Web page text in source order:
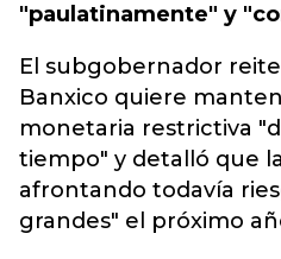
"paulatinamente" y
El subgobernador
Banxico quiere
monetaria restrictiva
tiempo" y detalló que
afrontando todavía
grandes" el próximo